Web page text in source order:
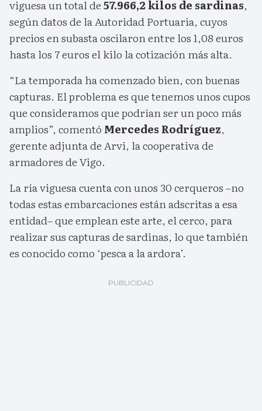
viguesa un total de57.966,2 kilos de sardinas,
según datos de la Autoridad Portuaria, cuyos
precios en subasta oscilaron entre los 1,08 euros
hasta los 7 euros el kilo la cotización más alta.
“La temporada ha comenzado bien, con buenas
capturas. El problema es que tenemos unos cupos
que consideramos que podrían ser un poco más
amplios”, comentó Mercedes Rodríguez,
gerente adjunta de Arvi, la cooperativa de
armadores de Vigo.
La ría viguesa cuenta con unos 30 cerqueros –no
todas estas embarcaciones están adscritas a esa
entidad– que emplean este arte, el cerco, para
realizar sus capturas de sardinas, lo que también
es conocido como ‘pesca a la ardora’.